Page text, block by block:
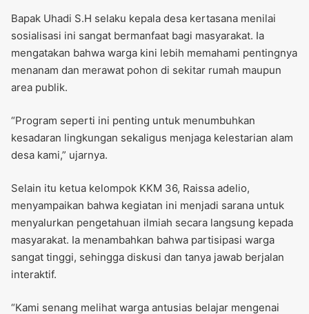
Bapak Uhadi S.H selaku kepala desa kertasana menilai
sosialisasi ini sangat bermanfaat bagi masyarakat. Ia
mengatakan bahwa warga kini lebih memahami pentingnya
menanam dan merawat pohon di sekitar rumah maupun
area publik.
“Program seperti ini penting untuk menumbuhkan
kesadaran lingkungan sekaligus menjaga kelestarian alam
desa kami,” ujarnya.
Selain itu ketua kelompok KKM 36, Raissa adelio,
menyampaikan bahwa kegiatan ini menjadi sarana untuk
menyalurkan pengetahuan ilmiah secara langsung kepada
masyarakat. Ia menambahkan bahwa partisipasi warga
sangat tinggi, sehingga diskusi dan tanya jawab berjalan
interaktif.
“Kami senang melihat warga antusias belajar mengenai